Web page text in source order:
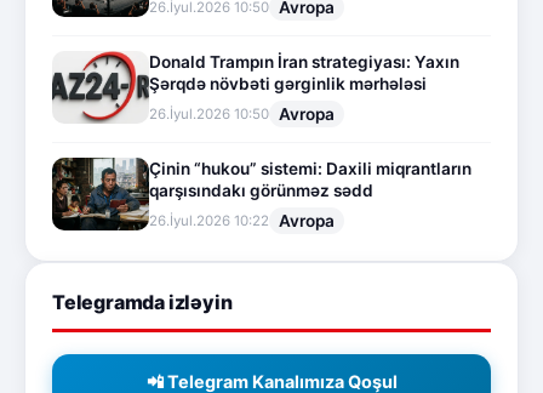
26.İyul.2026 10:50 Avropa
Donald Trampın İran strategiyası: Yaxın
Şərqdə növbəti gərginlik mərhələsi
26.İyul.2026 10:50 Avropa
Çinin “hukou” sistemi: Daxili miqrantların
qarşısındakı görünməz sədd
26.İyul.2026 10:22 Avropa
Telegramda izləyin
📲 Telegram Kanalımıza Qoşul